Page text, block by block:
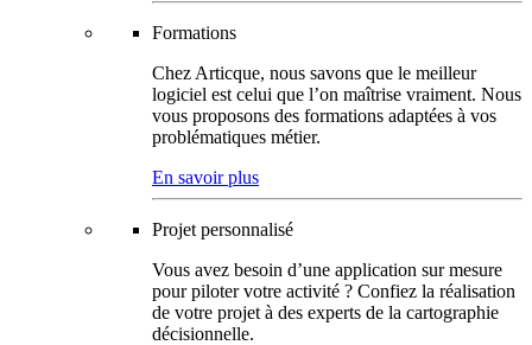
Formations
Chez Articque, nous savons que le meilleur
logiciel est celui que l’on maîtrise vraiment. Nous
vous proposons des formations adaptées à vos
problématiques métier.
En savoir plus
Projet personnalisé
Vous avez besoin d’une application sur mesure
pour piloter votre activité ? Confiez la réalisation
de votre projet à des experts de la cartographie
décisionnelle.